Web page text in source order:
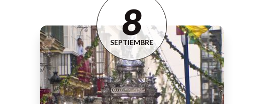
8
SEPTIEMBRE